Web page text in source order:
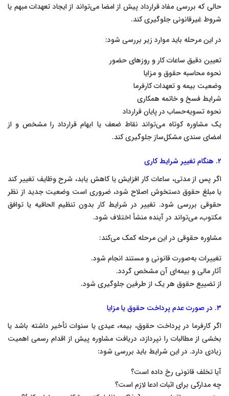
حالی که بررسی مفاد قرارداد پیش از امضا می‌تواند از ایجاد تعهدات مبهم یا
شروط غیرقانونی جلوگیری کند.
در این مرحله باید موارد زیر بررسی شود:
تعیین دقیق ساعات کار و روزهای حضور
نحوه محاسبه حقوق و مزایا
وضعیت بیمه و تعهدات کارفرما
شرایط فسخ و خاتمه همکاری
نحوه تسویه‌حساب در پایان قرارداد
یک مشاوره کوتاه می‌تواند نقاط ضعف یا ابهام قرارداد را مشخص و از
امضای سندی مشکل‌ساز جلوگیری کند.
۲. هنگام تغییر شرایط کاری
اگر پس از مدتی، ساعات کار افزایش یا کاهش یابد، شرح وظایف تغییر کند
یا مبلغ حقوق دستخوش اصلاح شود، ضروری است وضعیت جدید از نظر
حقوقی بررسی شود. تغییر در شرایط کار بدون تنظیم الحاقیه یا توافق
مکتوب، می‌تواند در آینده منشأ اختلاف شود.
مشاوره حقوقی در این مرحله کمک می‌کند:
تغییرات به‌صورت قانونی و مستند انجام شود.
آثار مالی و بیمه‌ای آن مشخص گردد.
از تضییع حقوق هر یک از طرفین جلوگیری شود.
۳. در صورت عدم پرداخت حقوق یا مزایا
اگر کارفرما در پرداخت حقوق، بیمه، عیدی یا سنوات تأخیر داشته باشد یا
بخشی از مطالبات را نپردازد، دریافت مشاوره پیش از اقدام رسمی اهمیت
زیادی دارد. در این شرایط باید بررسی شود:
آیا تخلف قانونی رخ داده است؟
چه مدارکی برای اثبات ادعا لازم است؟